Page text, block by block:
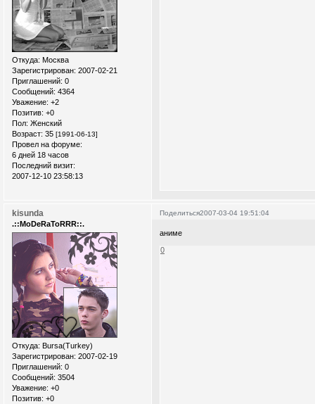
Откуда: Москва
Зарегистрирован: 2007-02-21
Приглашений: 0
Сообщений: 4364
Уважение: +2
Позитив: +0
Пол: Женский
Возраст: 35 [1991-06-13]
Провел на форуме:
6 дней 18 часов
Последний визит:
2007-12-10 23:58:13
Поделиться2007-03-04 19:51:04
kisunda
.::MoDeRaToRRR::.
Откуда: Bursa(Turkey)
Зарегистрирован: 2007-02-19
Приглашений: 0
Сообщений: 3504
Уважение: +0
Позитив: +0
аниме
0